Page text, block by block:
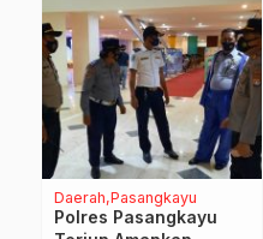
Daerah Pasangkayu
Polres Pasangkayu